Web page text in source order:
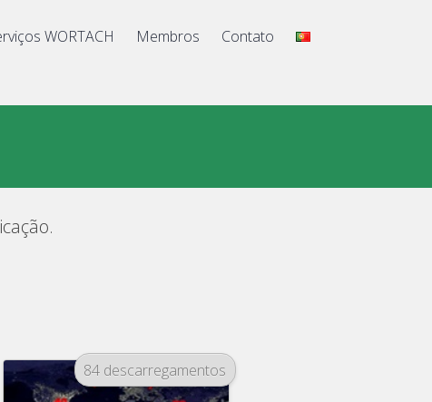
WORTACH Membros Contato
84 descarregamentos